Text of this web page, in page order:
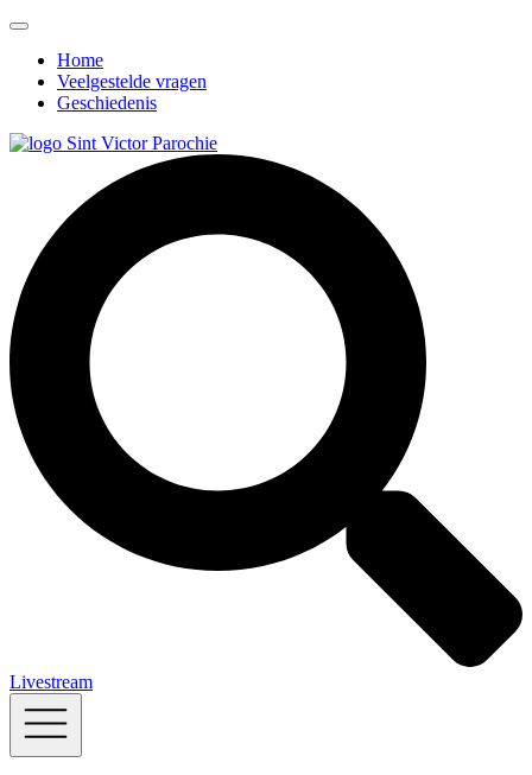
Home
Veelgestelde vragen
Geschiedenis
Livestream